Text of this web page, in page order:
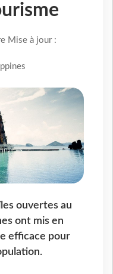
Mise à jour :
ouvertes au
ont mis en
efficace pour